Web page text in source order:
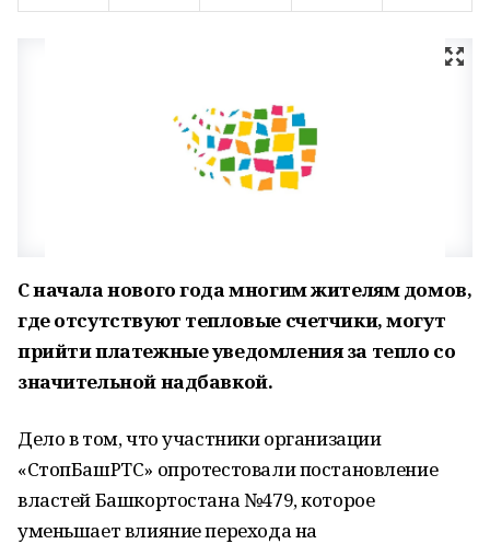
С начала нового года многим жителям домов,
где отсутствуют тепловые счетчики, могут
прийти платежные уведомления за тепло со
значительной надбавкой.
Дело в том, что участники организации
«СтопБашРТС» опротестовали постановление
властей Башкортостана №479, которое
уменьшает влияние перехода на